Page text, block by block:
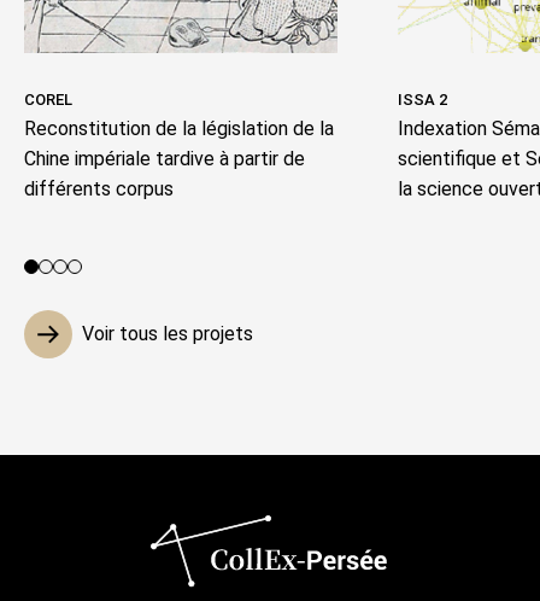
Voir tous les projets
COREL
Reconstitution de la législation de la
Chine impériale tardive à partir de
différents corpus
ISSA 2
Indexation
scientifique et
la science
Voir le projet 1
Voir le projet 2
Voir le projet 3
Voir le projet 4